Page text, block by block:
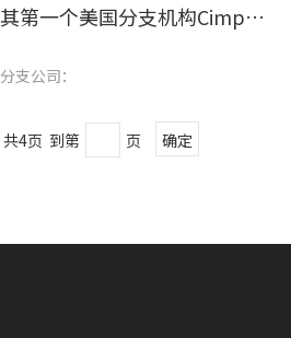
恭喜我们公司建立了其第一个美国分支机构Cimpany
支公司：
共4页 到第 页 确定